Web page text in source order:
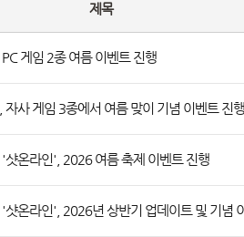
제목
게임 2종 여름 이벤트 진행
자사 게임 3종에서 여름 맞이 기념 이벤트 진행
'샷온라인', 2026 여름 축제 이벤트 진행
'샷온라인', 2026년 상반기 업데이트 및 기념